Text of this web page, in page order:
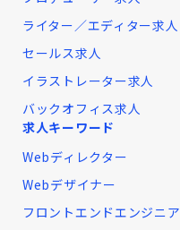
ライター／エディター求人
セールス求人
イラストレーター求人
バックオフィス求人
求人キーワード
Webディレクター
Webデザイナー
フロントエンドエンジニア